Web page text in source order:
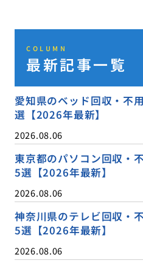
COLUMN
最新記事一覧
愛知県のベッド回収・不
選【2026年最新】
2026.08.06
東京都のパソコン回収・
5選【2026年最新】
2026.08.06
神奈川県のテレビ回収・
5選【2026年最新】
2026.08.06